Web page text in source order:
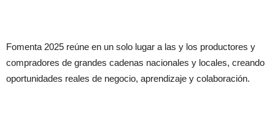
Fomenta 2025 reúne en un solo lugar a las y los productores y
compradores de grandes cadenas nacionales y locales, creando
oportunidades reales de negocio, aprendizaje y colaboración.